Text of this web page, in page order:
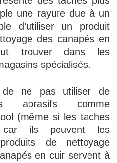
une rayure due à un
d’utiliser un produit
des canapés en
trouver dans les
spécialisés.
de ne pas utiliser de
abrasifs comme
(même si les taches
car ils peuvent les
de nettoyage
en cuir servent à